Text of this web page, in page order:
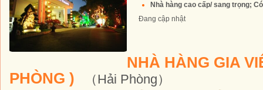
Nhà hàng cao cấp/ sang trọng;
Đang cập nhật
NHÀ HÀNG GIA
PHÒNG )
（Hải Phòng）